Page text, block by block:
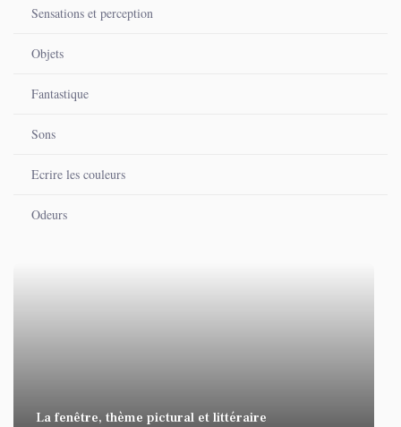
Sensations et perception
Objets
Fantastique
Sons
Ecrire les couleurs
Odeurs
La fenêtre, thème pictural et littéraire